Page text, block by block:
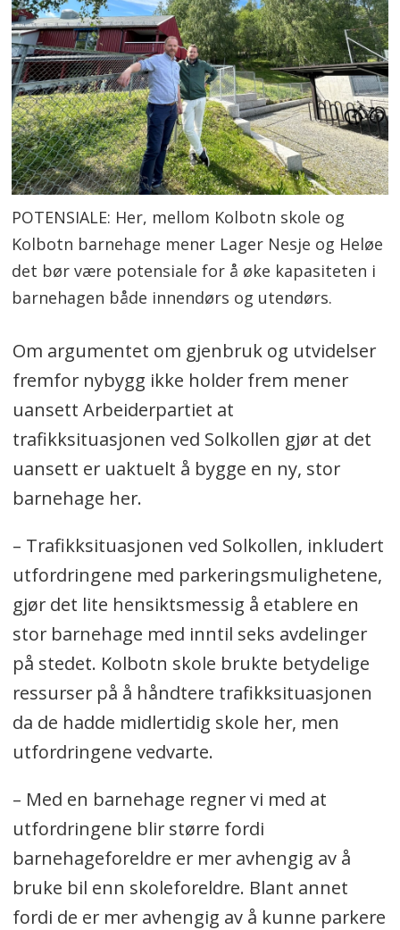
POTENSIALE: Her, mellom Kolbotn skole og
Kolbotn barnehage mener Lager Nesje og Heløe
det bør være potensiale for å øke kapasiteten i
barnehagen både innendørs og utendørs.
Om argumentet om gjenbruk og utvidelser
fremfor nybygg ikke holder frem mener
uansett Arbeiderpartiet at
trafikksituasjonen ved Solkollen gjør at det
uansett er uaktuelt å bygge en ny, stor
barnehage her.
– Trafikksituasjonen ved Solkollen, inkludert
utfordringene med parkeringsmulighetene,
gjør det lite hensiktsmessig å etablere en
stor barnehage med inntil seks avdelinger
på stedet. Kolbotn skole brukte betydelige
ressurser på å håndtere trafikksituasjonen
da de hadde midlertidig skole her, men
utfordringene vedvarte.
– Med en barnehage regner vi med at
utfordringene blir større fordi
barnehageforeldre er mer avhengig av å
bruke bil enn skoleforeldre. Blant annet
fordi de er mer avhengig av å kunne parkere